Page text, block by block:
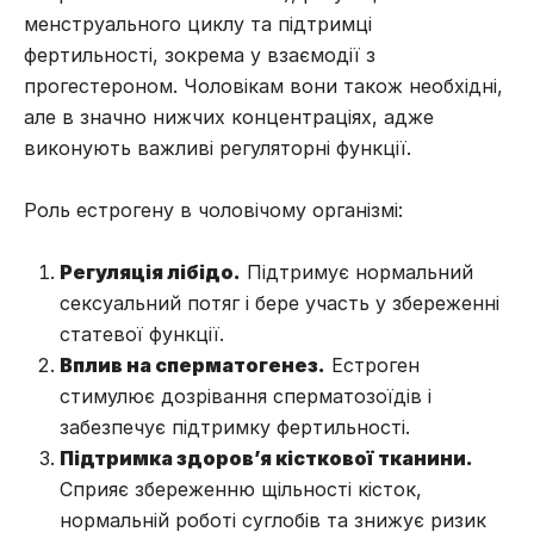
менструального циклу та підтримці
фертильності, зокрема у взаємодії з
прогестероном. Чоловікам вони також необхідні,
але в значно нижчих концентраціях, адже
виконують важливі регуляторні функції.
Роль естрогену в чоловічому організмі:
Регуляція лібідо. Підтримує нормальний
сексуальний потяг і бере участь у збереженні
статевої функції.
Вплив на сперматогенез. Естроген
стимулює дозрівання сперматозоїдів і
забезпечує підтримку фертильності.
Підтримка здоров’я кісткової тканини.
Сприяє збереженню щільності кісток,
нормальній роботі суглобів та знижує ризик